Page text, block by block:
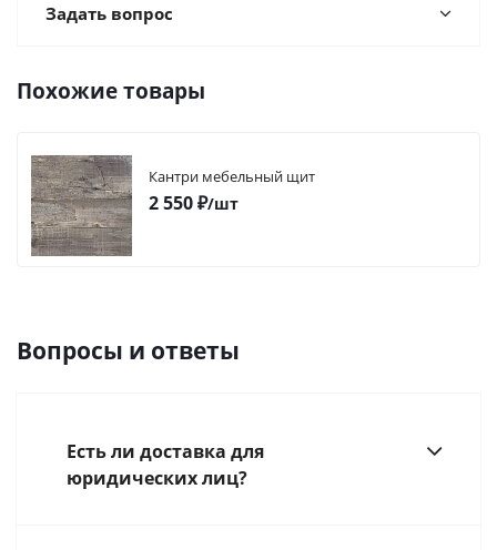
Задать вопрос
Похожие товары
Кантри мебельный щит
2 550₽/шт
Вопросы и ответы
Есть ли доставка для
юридических лиц?